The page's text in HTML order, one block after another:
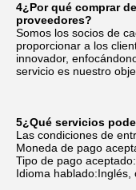
4¿Por qué comprar
proveedores?
Somos los socios de
proporcionar a los
innovador,
servicio es nuestro
5¿Qué servicios
Las condiciones de
Moneda de pago
Tipo de pago
Idioma hablado:Inglés,